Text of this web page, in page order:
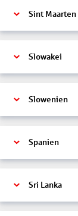
Sint Maarten
Slowakei
Slowenien
Spanien
Sri Lanka